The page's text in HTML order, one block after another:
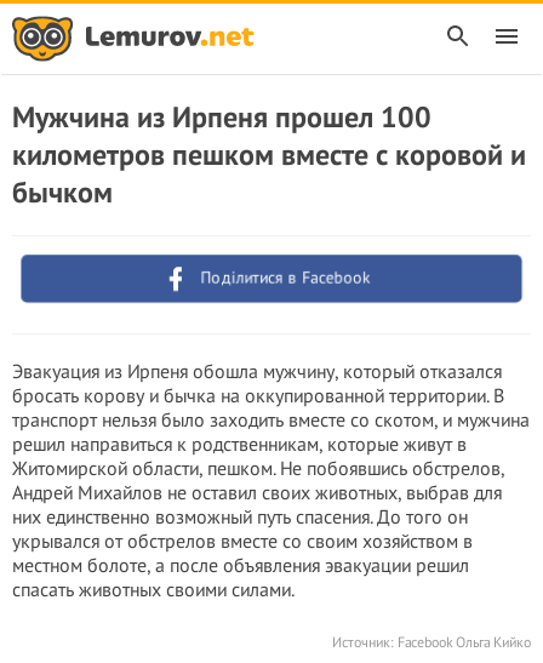
Мужчина из Ирпеня прошел 100
километров пешком вместе с коровой и
бычком
Поділитися в Facebook
Эвакуация из Ирпеня обошла мужчину, который отказался
бросать корову и бычка на оккупированной территории. В
транспорт нельзя было заходить вместе со скотом, и мужчина
решил направиться к родственникам, которые живут в
Житомирской области, пешком. Не побоявшись обстрeлoв,
Андрей Михайлов не оставил своих животных, выбрав для
них единственно возможный путь спасения. До того он
укрывался от обстрeлoв вместе со своим хозяйством в
местном болоте, а после объявления эвакуации решил
спасать животных своими силами.
Источник: Facebook Ольга Кийко